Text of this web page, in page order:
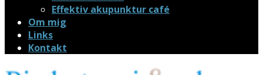
Effektiv akupunktur café
Om mig
Links
Kontakt